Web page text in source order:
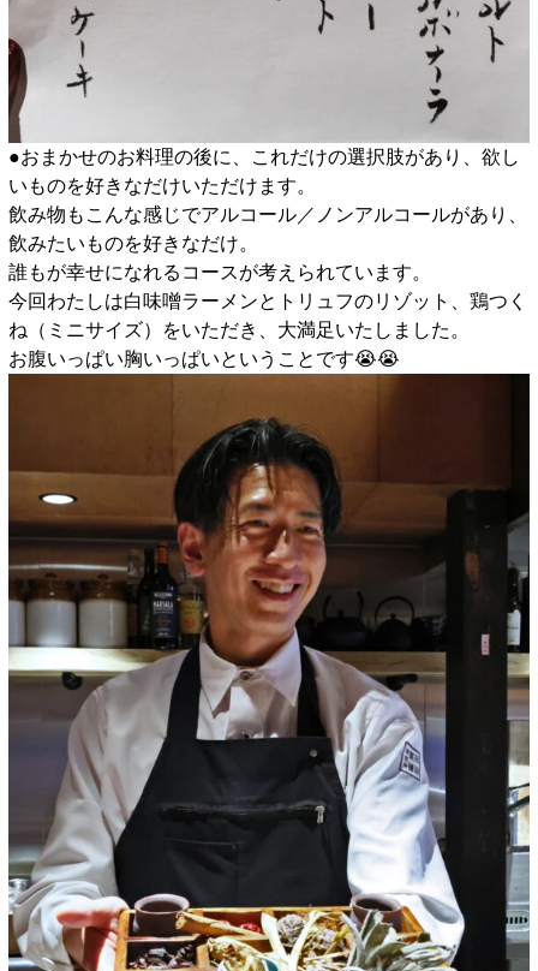
●おまかせのお料理の後に、これだけの選択肢があり、欲し
いものを好きなだけいただけます。
飲み物もこんな感じでアルコール／ノンアルコールがあり、
飲みたいものを好きなだけ。
誰もが幸せになれるコースが考えられています。
今回わたしは白味噌ラーメンとトリュフのリゾット、鶏つく
ね（ミニサイズ）をいただき、大満足いたしました。
お腹いっぱい胸いっぱいということです😭😭